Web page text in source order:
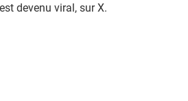
devenu viral, sur X.